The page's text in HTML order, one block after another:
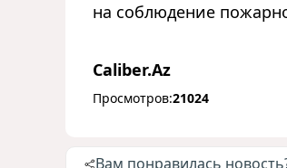
на соблюдение
Caliber.Az
Просмотров:21024
Вам понравилась